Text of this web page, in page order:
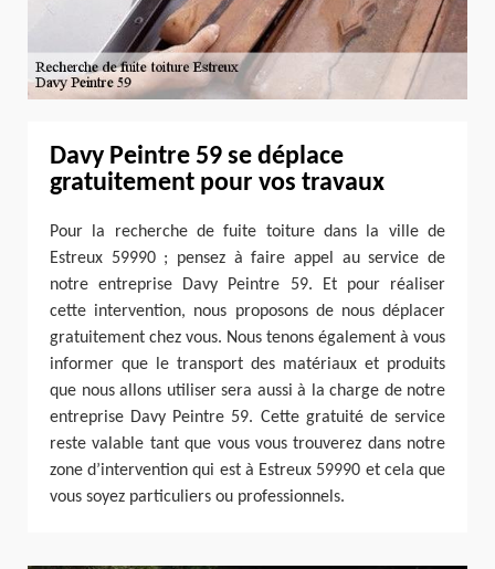
Davy Peintre 59 se déplace
gratuitement pour vos travaux
Pour la recherche de fuite toiture dans la ville de
Estreux 59990 ; pensez à faire appel au service de
notre entreprise Davy Peintre 59. Et pour réaliser
cette intervention, nous proposons de nous déplacer
gratuitement chez vous. Nous tenons également à vous
informer que le transport des matériaux et produits
que nous allons utiliser sera aussi à la charge de notre
entreprise Davy Peintre 59. Cette gratuité de service
reste valable tant que vous vous trouverez dans notre
zone d’intervention qui est à Estreux 59990 et cela que
vous soyez particuliers ou professionnels.